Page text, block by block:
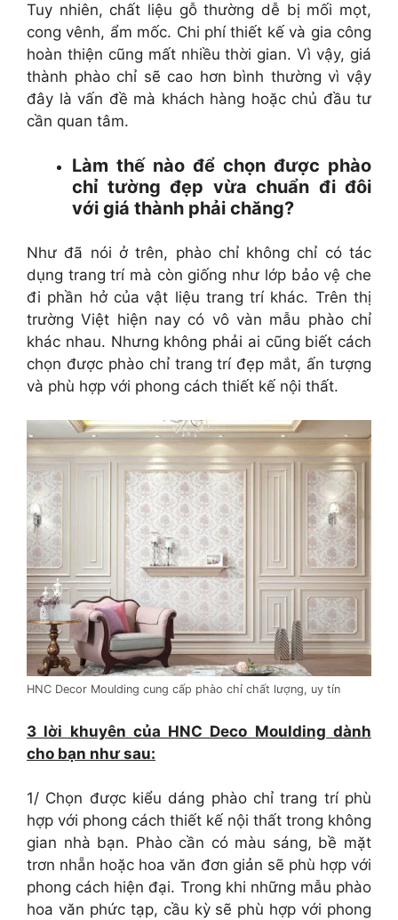
Tuy nhiên, chất liệu gỗ thường dễ bị mối mọt,
cong vênh, ẩm mốc. Chi phí thiết kế và gia công
hoàn thiện cũng mất nhiều thời gian. Vì vậy, giá
thành phào chỉ sẽ cao hơn bình thường vì vậy
đây là vấn đề mà khách hàng hoặc chủ đầu tư
cần quan tâm.
Làm thế nào để chọn được phào
chỉ tường đẹp vừa chuẩn đi đôi
với giá thành phải chăng?
Như đã nói ở trên, phào chỉ không chỉ có tác
dụng trang trí mà còn giống như lớp bảo vệ che
đi phần hở của vật liệu trang trí khác. Trên thị
trường Việt hiện nay có vô vàn mẫu phào chỉ
khác nhau. Nhưng không phải ai cũng biết cách
chọn được phào chỉ trang trí đẹp mắt, ấn tượng
và phù hợp với phong cách thiết kế nội thất.
HNC Decor Moulding cung cấp phào chỉ chất lượng, uy tín
3 lời khuyên của HNC Deco Moulding dành
cho bạn như sau:
1/ Chọn được kiểu dáng phào chỉ trang trí phù
hợp với phong cách thiết kế nội thất trong không
gian nhà bạn. Phào cần có màu sáng, bề mặt
trơn nhẵn hoặc hoa văn đơn giản sẽ phù hợp với
phong cách hiện đại. Trong khi những mẫu phào
hoa văn phức tạp, cầu kỳ sẽ phù hợp với phong